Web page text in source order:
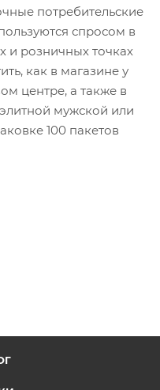
потребительские
спросом в
и розничных точках
как в магазине у
центре, а также в
мужской или
100 пакетов